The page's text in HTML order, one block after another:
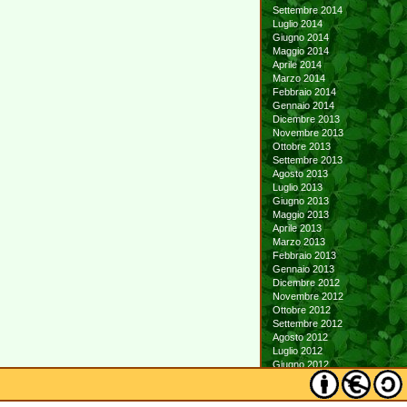
Settembre 2014
Luglio 2014
Giugno 2014
Maggio 2014
Aprile 2014
Marzo 2014
Febbraio 2014
Gennaio 2014
Dicembre 2013
Novembre 2013
Ottobre 2013
Settembre 2013
Agosto 2013
Luglio 2013
Giugno 2013
Maggio 2013
Aprile 2013
Marzo 2013
Febbraio 2013
Gennaio 2013
Dicembre 2012
Novembre 2012
Ottobre 2012
Settembre 2012
Agosto 2012
Luglio 2012
Giugno 2012
Maggio 2012
Aprile 2012